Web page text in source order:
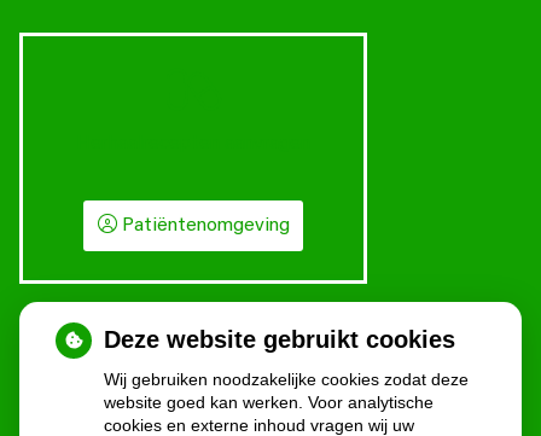
Patiëntenomgeving
Deze website gebruikt cookies
Wij gebruiken noodzakelijke cookies zodat deze
website goed kan werken. Voor analytische
cookies en externe inhoud vragen wij uw